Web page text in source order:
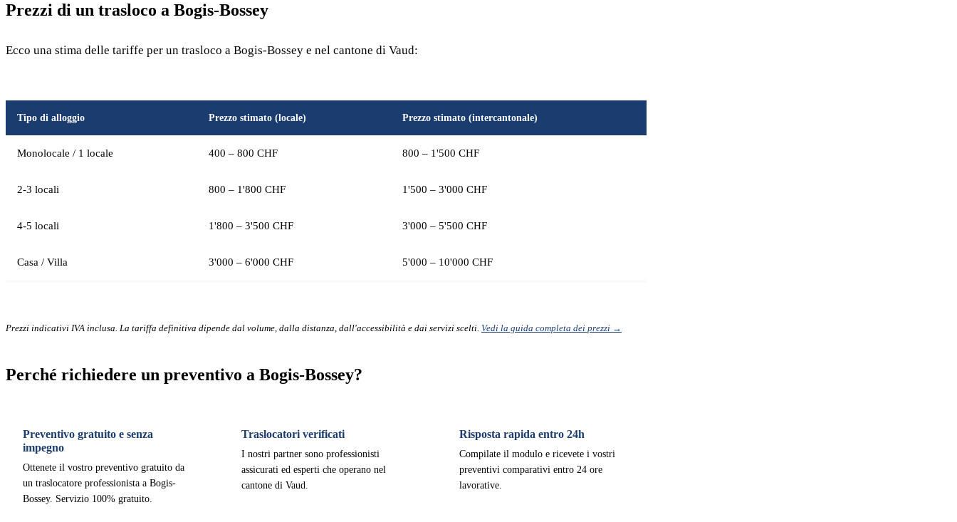
Prezzi di un trasloco a Bogis-Bossey
Ecco una stima delle tariffe per un trasloco a Bogis-Bossey e nel cantone di Vaud:
Tipo di alloggio Prezzo stimato (locale) Prezzo stimato (intercantonale)
Monolocale / 1 locale 400 – 800 CHF 800 – 1'500 CHF
2-3 locali 800 – 1'800 CHF 1'500 – 3'000 CHF
4-5 locali 1'800 – 3'500 CHF 3'000 – 5'500 CHF
Casa / Villa 3'000 – 6'000 CHF 5'000 – 10'000 CHF
Prezzi indicativi IVA inclusa. La tariffa definitiva dipende dal volume, dalla distanza, dall'accessibilità e dai servizi scelti. Vedi la guida completa dei prezzi →
Perché richiedere un preventivo a Bogis-Bossey?
Preventivo gratuito e senza
impegno
Ottenete il vostro preventivo gratuito da
un traslocatore professionista a Bogis-
Bossey. Servizio 100% gratuito.
Traslocatori verificati
I nostri partner sono professionisti
assicurati ed esperti che operano nel
cantone di Vaud.
Risposta rapida entro 24h
Compilate il modulo e ricevete i vostri
preventivi comparativi entro 24 ore
lavorative.